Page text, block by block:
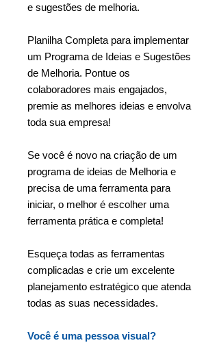
e sugestões de melhoria.
Planilha Completa para implementar
um Programa de Ideias e Sugestões
de Melhoria. Pontue os
colaboradores mais engajados,
premie as melhores ideias e envolva
toda sua empresa!
Se você é novo na criação de um
programa de ideias de Melhoria e
precisa de uma ferramenta para
iniciar, o melhor é escolher uma
ferramenta prática e completa!
Esqueça todas as ferramentas
complicadas e crie um excelente
planejamento estratégico que atenda
todas as suas necessidades.
Você é uma pessoa visual?